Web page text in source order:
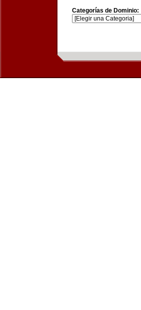
Categorías de Dominio: